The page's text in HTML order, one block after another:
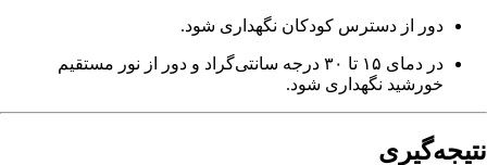
دور از دسترس کودکان نگهداری شود.
در دمای ۱۵ تا ۳۰ درجه سانتی‌گراد و دور از نور مستقیم
خورشید نگهداری شود.
نتیجه‌گیری